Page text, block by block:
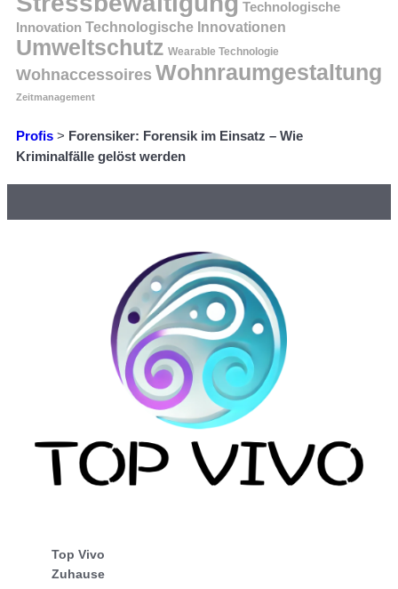
Technologische
Innovation Technologische Innovationen
Umweltschutz Wearable Technologie
Wohnaccessoires Wohnraumgestaltung
Zeitmanagement
Profis > Forensiker: Forensik im Einsatz – Wie
Kriminalfälle gelöst werden
Top Vivo
Zuhause